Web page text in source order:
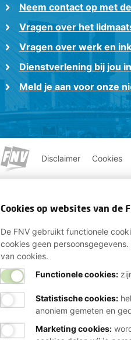
Neem contact op met
Vragen over het
Vragen over werk en
Dienstverlening bij jou
Meld je aan voor onze
Disclaimer Cookies
Cookies op websites van de
De FNV gebruikt functionele
cookies geen
van cookies.
Functionele cookies:
Statistische cookies:
anoniem gemeten en
Marketing cookies: